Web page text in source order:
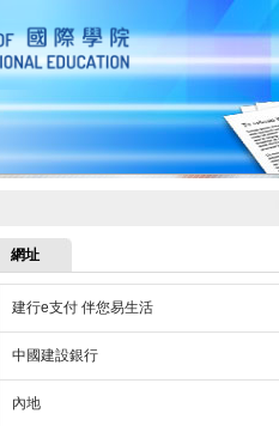
網址
建行e支付 伴您易生活
中國建設銀行
內地